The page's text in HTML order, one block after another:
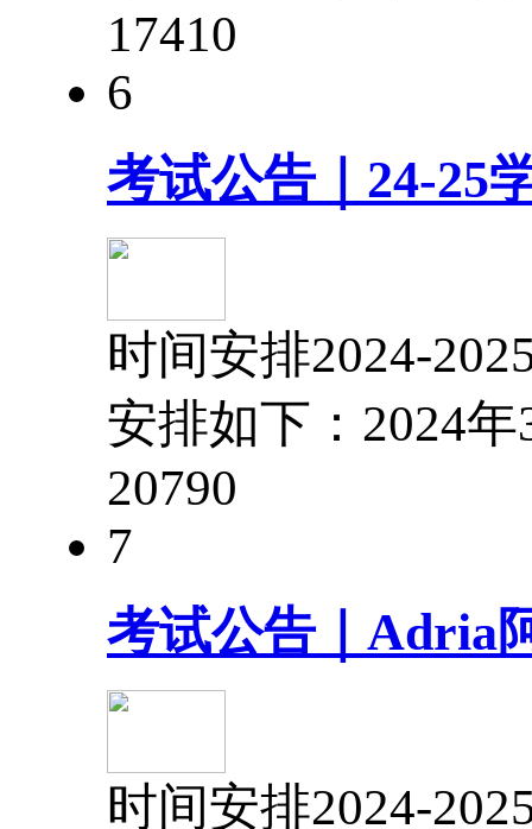
17410
6
考试公告｜24-25
时间安排2024-
安排如下：2024
20790
7
考试公告｜Adria
时间安排2024-